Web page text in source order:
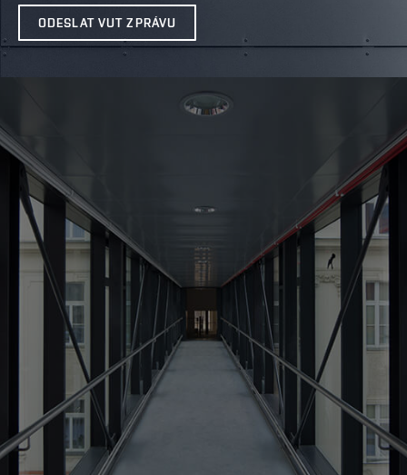
ODESLAT VUT ZPRÁVU